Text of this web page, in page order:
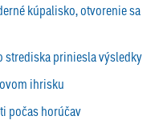
kúpalisko, otvorenie sa
strediska priniesla výsledky
ihrisku
počas horúčav